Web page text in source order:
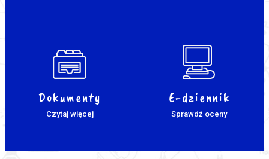
Dokumenty
Czytaj więcej
E-dziennik
Sprawdź oceny